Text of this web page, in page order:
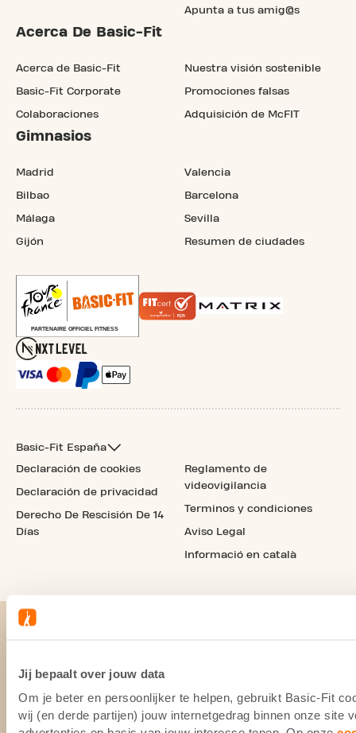
Jij bepaalt over jouw data
Om je beter en persoonlijker te helpen, gebruikt Basic-Fit
wij (en derde partijen) jouw internetgedrag binnen onze site
Apunta a tus amig@s
Acerca De Basic-Fit
Acerca de Basic-Fit
Basic-Fit Corporate
Colaboraciones
Nuestra visión sostenible
Promociones falsas
Adquisición de McFIT
Gimnasios
Madrid
Bilbao
Málaga
Gijón
Valencia
Barcelona
Sevilla
Resumen de ciudades
Basic-Fit España
Declaración de cookies
Declaración de privacidad
Derecho De Rescisión De 14
Días
Reglamento de
videovigilancia
Terminos y condiciones
Aviso Legal
Informació en català